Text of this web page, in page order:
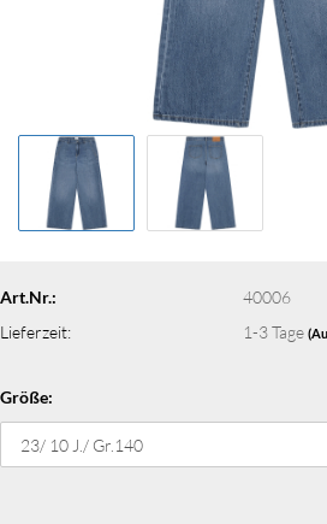
Art.Nr.:
40006
Lieferzeit:
1-3 Tage
Größe: